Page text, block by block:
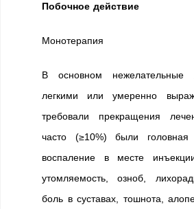
Побочное действие
Монотерапия
В основном нежелательные
легкими или умеренно
требовали прекращения
часто (≥10%) были
воспаление в месте
утомляемость, озноб,
боль в суставах, тошнота,